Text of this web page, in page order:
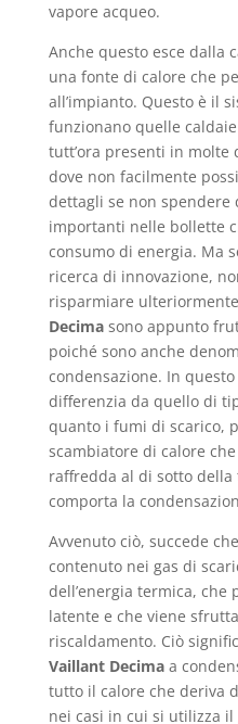
vapore acqueo.
Anche questo esce dalla
una fonte di calore che
all’impianto. Questo è il
funzionano quelle
tutt’ora presenti in molte
dove non facilmente
dettagli se non spendere
importanti nelle bollette
consumo di energia. Ma
ricerca di innovazione,
risparmiare
Decimasono appunto
poiché sono anche
condensazione. In
differenzia da quello di
quanto i fumi di scarico,
scambiatore di calore
raffredda al di sotto
comporta la
Avvenuto ciò, succede
contenuto nei gas di
dell’energia termica,
latente e che viene
riscaldamento. Ciò
Vaillant Decimaa
tutto il calore che deriva
nei casi in cui si utilizza